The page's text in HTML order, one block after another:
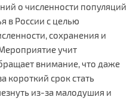
о численности популяций
в России с целью
сохранения и
учит
внимание, что даже
короткий срок стать
из-за малодушия и